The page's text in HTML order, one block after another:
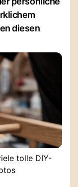
diesen
tolle DIY-